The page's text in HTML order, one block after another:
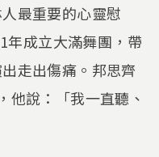
最重要的心靈慰
年成立大滿舞團，帶
走出傷痛。邦思齊
他說：「我一直聽、